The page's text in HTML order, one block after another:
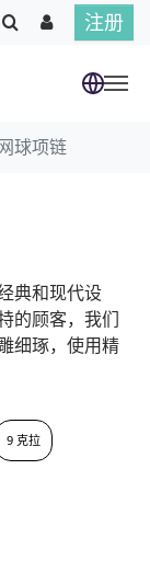
注册
球项链
典和现代设
的顾客，我们
细琢，使用精
9 克拉